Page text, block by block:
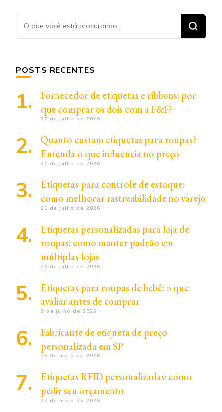
Procurando
algo?
POSTS RECENTES
Fornecedor de etiquetas e ribbons: por
que comprar os dois com a F&F?
27 de julho de 2026
Quanto custam etiquetas para roupas?
Entenda o que influencia no preço
21 de julho de 2026
Etiquetas para controle de estoque:
como melhorar rastreabilidade no varejo
21 de julho de 2026
Etiquetas personalizadas para loja de
roupas: como manter padrão em
múltiplas lojas
20 de julho de 2026
Etiquetas para roupas de bebê: o que
avaliar antes de comprar
3 de julho de 2026
Fabricante de etiqueta de preço
personalizada em SP
25 de maio de 2026
Etiquetas RFID personalizadas: como
pedir seu orçamento
22 de maio de 2026